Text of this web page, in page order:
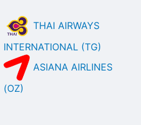
THAI AIRWAYS
INTERNATIONAL (TG)
ASIANA AIRLINES
(OZ)